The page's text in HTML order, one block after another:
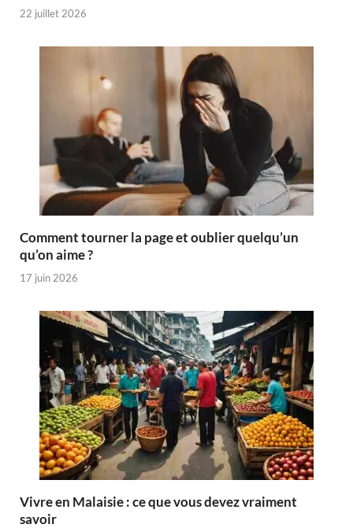
22 juillet 2026
Comment tourner la page et oublier quelqu’un
qu’on aime ?
17 juin 2026
Vivre en Malaisie : ce que vous devez vraiment
savoir